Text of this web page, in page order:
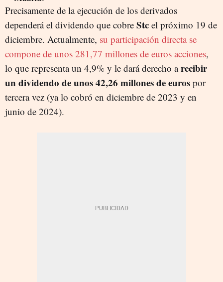
Precisamente de la ejecución de los derivados
dependerá el dividendo que cobre Stc el próximo 19 de
diciembre. Actualmente, su participación directa se
compone de unos 281,77 millones de euros acciones,
lo que representa un 4,9% y le dará derecho arecibir
un dividendo de unos 42,26 millones de euros por
tercera vez (ya lo cobró en diciembre de 2023 y en
junio de 2024).